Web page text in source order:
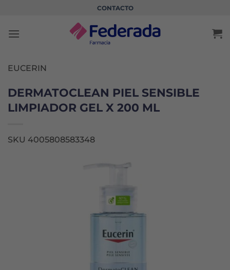
contenido
CONTACTO
EUCERIN
DERMATOCLEAN PIEL SENSIBLE
LIMPIADOR GEL X 200 ML
SKU 4005808583348